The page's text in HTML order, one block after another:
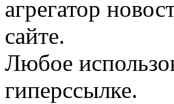
агрегатор
сайте.
Любое
гиперссылке.